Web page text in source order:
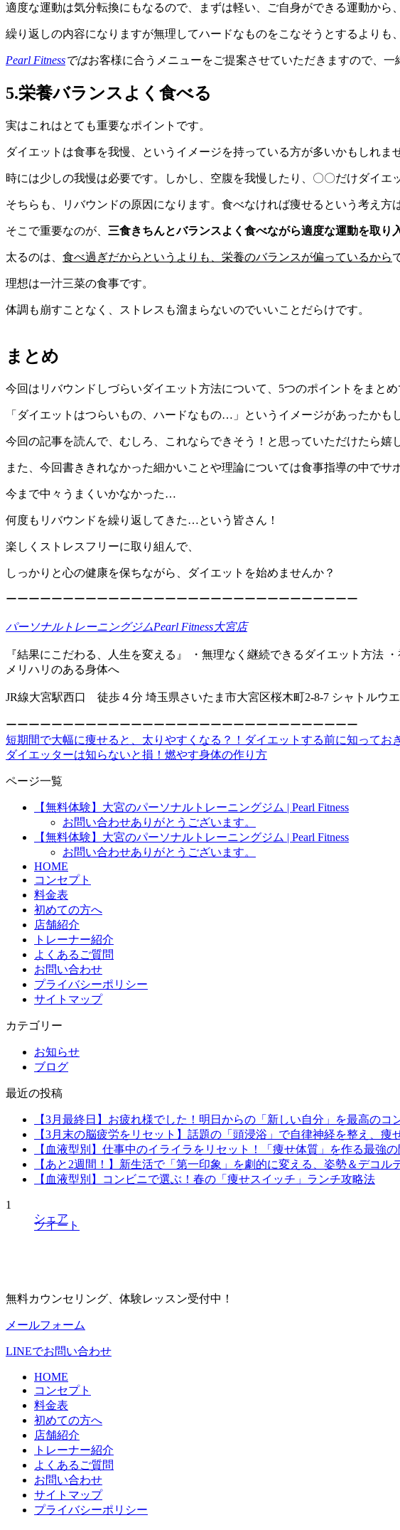
適度な運動は気分転換にもなるので、まずは軽い、ご自身ができる運動から
繰り返しの内容になりますが無理してハードなものをこなそうとするよりも
Pearl Fitnessではお客様に合うメニューをご提案させていただきますので、一
5.栄養バランスよく食べる
実はこれはとても重要なポイントです。
ダイエットは食事を我慢、というイメージを持っている方が多いかもしれま
時には少しの我慢は必要です。しかし、空腹を我慢したり、〇〇だけダイエ
そちらも、リバウンドの原因になります。食べなければ痩せるという考え
そこで重要なのが、 三食きちんとバランスよく食べながら適度な運動を取り
太るのは、 食べ過ぎだからというよりも、栄養のバランスが偏っているから
理想は一汁三菜の食事です。
体調も崩すことなく、ストレスも溜まらないのでいいことだらけです。
まとめ
今回はリバウンドしづらいダイエット方法について、 5つのポイントをまと
「ダイエットはつらいもの、ハードなもの… 」というイメージがあったかも
今回の記事を読んで、むしろ、これならできそう！と思っていただけたら嬉
また、今回書ききれなかった細かいことや理論については食事指導の中でサ
今まで中々うまくいかなかった…
何度もリバウンドを繰り返してきた…という皆さん！
楽しくストレスフリーに取り組んで、
しっかりと心の健康を保ちながら、ダイエットを始めませんか？
ーーーーーーーーーーーーーーーーーーーーーーーーーーーーーーー
パーソナルトレーニングジムPearl Fitness大宮店
『結果にこだわる、人生を変える』 ・無理なく継続できるダイエット方法
メリハリのある身体へ
JR線大宮駅西口 徒歩４分 埼玉県さいたま市大宮区桜木町2-8-7 シャトルウ
ーーーーーーーーーーーーーーーーーーーーーーーーーーーーーーー
短期間で大幅に痩せると、太りやすくなる？！ダイエットする前に知ってお
ダイエッターは知らないと損！燃やす身体の作り方
ページ一覧
【無料体験】大宮のパーソナルトレーニングジム | Pearl Fitness
お問い合わせありがとうございます。
【無料体験】大宮のパーソナルトレーニングジム | Pearl Fitness
お問い合わせありがとうございます。
HOME
コンセプト
料金表
初めての方へ
店舗紹介
トレーナー紹介
よくあるご質問
お問い合わせ
プライバシーポリシー
サイトマップ
カテゴリー
お知らせ
ブログ
最近の投稿
【3月最終日】お疲れ様でした！明日からの「新しい自分」を最高のコ
【3月末の脳疲労をリセット】話題の「頭浸浴」で自律神経を整え、痩
【血液型別】仕事中のイライラをリセット！「痩せ体質」を作る最強
【あと2週間！】新生活で「第一印象」を劇的に変える、姿勢＆デコル
【血液型別】コンビニで選ぶ！春の「痩せスイッチ」ランチ攻略法
1
シェア
ツイート
無料カウンセリング、体験レッスン受付中！
メールフォーム
LINEでお問い合わせ
HOME
コンセプト
料金表
初めての方へ
店舗紹介
トレーナー紹介
よくあるご質問
お問い合わせ
サイトマップ
プライバシーポリシー